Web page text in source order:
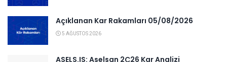
Açıklanan Kar Rakamları 05/08/2026
5 AĞUSTOS 2026
ASELS.IS: Aselsan 2Ç26 Kar Analizi